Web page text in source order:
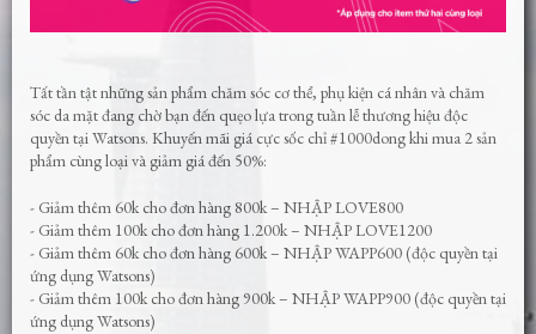
Tất tần tật những sản phẩm chăm sóc cơ thể, phụ kiện cá nhân và chăm
sóc da mặt đang chờ bạn đến quẹo lựa trong tuần lễ thương hiệu độc
quyền tại Watsons. Khuyến mãi giá cực sốc chỉ #1000dong khi mua 2 sản
phẩm cùng loại và giảm giá đến 50%:
- Giảm thêm 60k cho đơn hàng 800k – NHẬP LOVE800
- Giảm thêm 100k cho đơn hàng 1.200k – NHẬP LOVE1200
- Giảm thêm 60k cho đơn hàng 600k – NHẬP WAPP600 (độc quyền tại
ứng dụng Watsons)
- Giảm thêm 100k cho đơn hàng 900k – NHẬP WAPP900 (độc quyền tại
ứng dụng Watsons)